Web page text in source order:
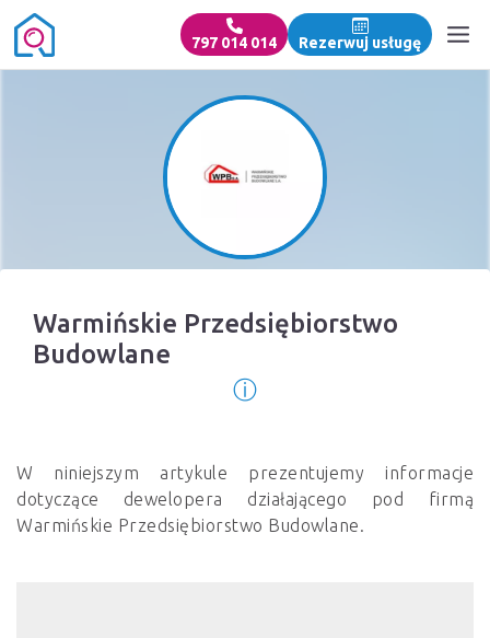
797 014 014 Rezerwuj usługę
Warmińskie Przedsiębiorstwo
Budowlane
ⓘInformacja o źródle
W niniejszym artykule prezentujemy informacje
dotyczące dewelopera działającego pod firmą
Warmińskie Przedsiębiorstwo Budowlane.